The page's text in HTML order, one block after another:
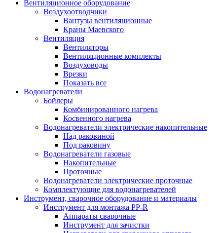
Вентиляционное оборудование
Воздухоотводчики
Вантузы вентиляционные
Краны Маевского
Вентиляция
Вентиляторы
Вентиляционные комплекты
Воздуховоды
Врезки
Показать все
Водонагреватели
Бойлеры
Комбинированного нагрева
Косвенного нагрева
Водонагреватели электрические накопительные
Над раковиной
Под раковину
Водонагреватели газовые
Накопительные
Проточные
Водонагреватели электрические проточные
Комплектующие для водонагревателей
Инструмент, сварочное оборудование и материалы
Инструмент для монтажа PP-R
Аппараты сварочные
Инструмент для зачистки